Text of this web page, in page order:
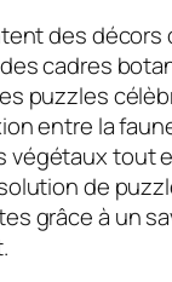
des décors
cadres
puzzles
entre la
végétaux tout
de
grâce à un